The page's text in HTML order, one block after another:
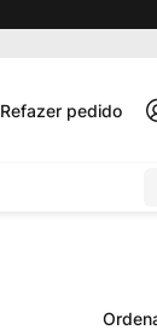
Refazer pedido